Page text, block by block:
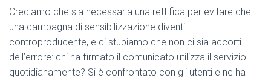
Crediamo che sia necessaria una rettifica per evitare che
una campagna di sensibilizzazione diventi
controproducente, e ci stupiamo che non ci sia accorti
dell’errore: chi ha firmato il comunicato utilizza il servizio
quotidianamente? Si è confrontato con gli utenti e ne ha